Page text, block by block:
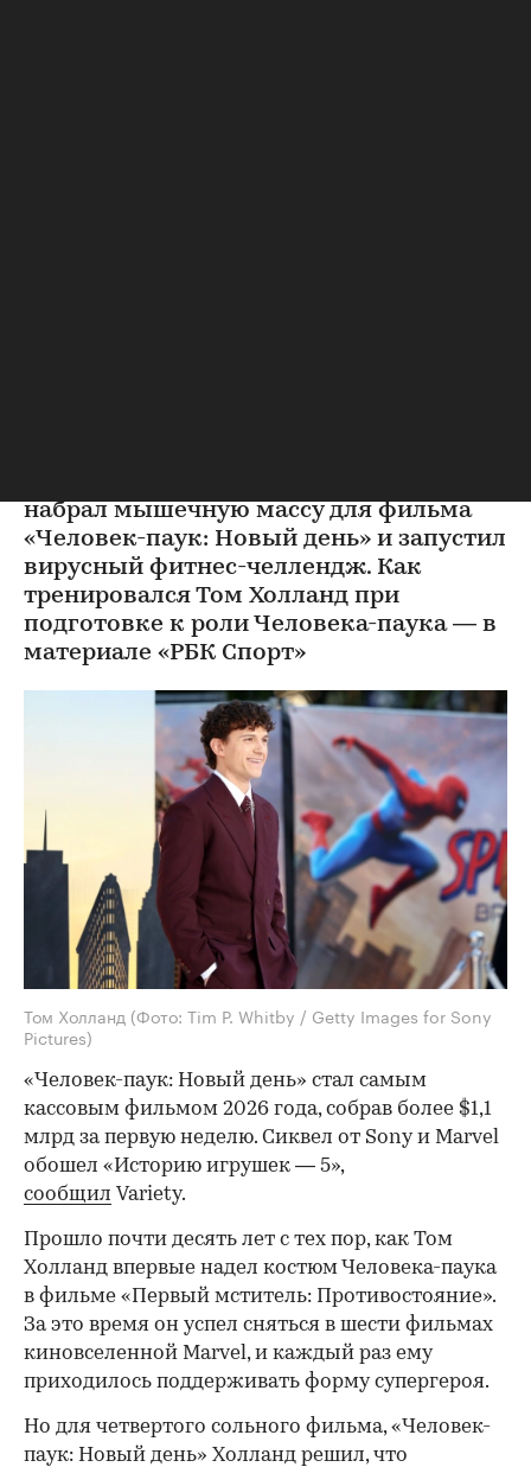
набрал мышечную массу для фильма
«Человек-паук: Новый день» и запустил
вирусный фитнес-челлендж. Как
тренировался Том Холланд при
подготовке к роли Человека-паука — в
материале «РБК Спорт»
Том Холланд (Фото: Tim P. Whitby / Getty Images for Sony
Pictures)
«Человек-паук: Новый день» стал самым
кассовым фильмом 2026 года, собрав более $1,1
млрд за первую неделю. Сиквел от Sony и Marvel
обошел «Историю игрушек — 5»,
сообщил Variety.
Прошло почти десять лет с тех пор, как Том
Холланд впервые надел костюм Человека-паука
в фильме «Первый мститель: Противостояние».
За это время он успел сняться в шести фильмах
киновселенной Marvel, и каждый раз ему
приходилось поддерживать форму супергероя.
Но для четвертого сольного фильма, «Человек-
паук: Новый день» Холланд решил, что